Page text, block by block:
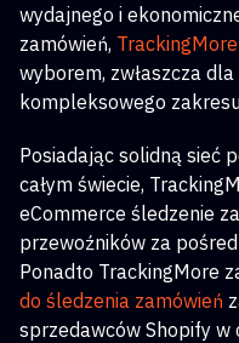
wydajnego i
zamówień, TrackingMore
wyborem, zwłaszcza
kompleksowego
Posiadając solidną sieć
całym świecie,
eCommerce śledzenie
przewoźników za
Ponadto TrackingMore
do śledzenia zamówień
sprzedawców Shopify w